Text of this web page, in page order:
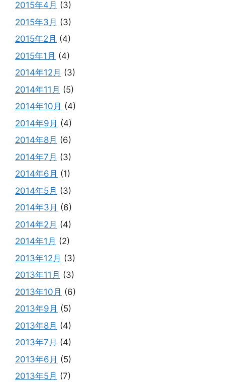
2015年4月 (3)
2015年3月 (3)
2015年2月 (4)
2015年1月 (4)
2014年12月 (3)
2014年11月 (5)
2014年10月 (4)
2014年9月 (4)
2014年8月 (6)
2014年7月 (3)
2014年6月 (1)
2014年5月 (3)
2014年3月 (6)
2014年2月 (4)
2014年1月 (2)
2013年12月 (3)
2013年11月 (3)
2013年10月 (6)
2013年9月 (5)
2013年8月 (4)
2013年7月 (4)
2013年6月 (5)
2013年5月 (7)